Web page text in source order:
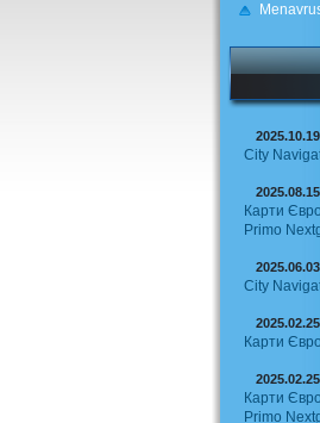
2025.10.19
City
2025.08.15
Карти
Primo
2025.06.03
City
2025.02.25
Карти
2025.02.25
Карти
Primo